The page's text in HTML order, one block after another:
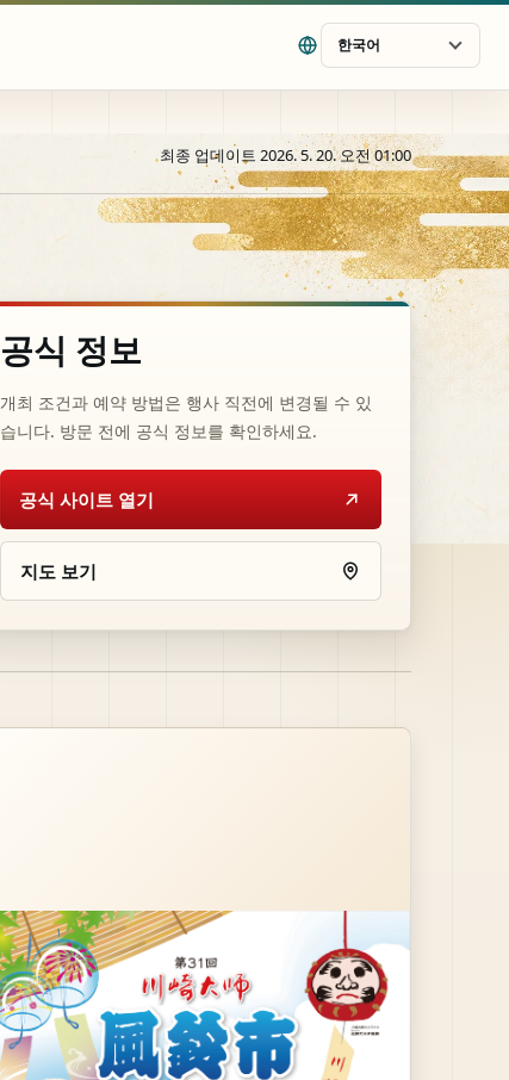
한국어
최종 업데이트 2026. 5. 20. 오전 01:00
공식 정보
개최 조건과 예약 방법은 행사 직전에 변경될 수 있
습니다. 방문 전에 공식 정보를 확인하세요.
공식 사이트 열기
지도 보기